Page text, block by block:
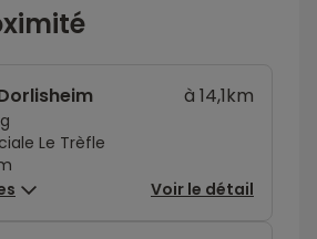
Le Trèfle
à 14,1km
Voir le détail